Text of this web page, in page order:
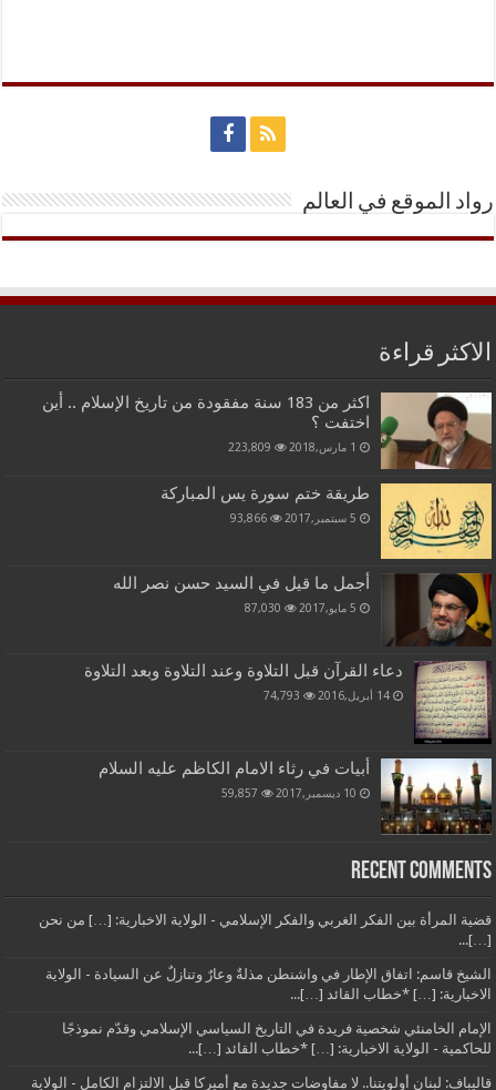
رواد الموقع في العالم
الاكثر قراءة
اكثر من 183 سنة مفقودة من تاريخ الإسلام .. أين
اختفت ؟
1 مارس,2018 223,809
طريقة ختم سورة يس المباركة
5 سبتمبر,2017 93,866
أجمل ما قيل في السيد حسن نصر الله
5 مايو,2017 87,030
دعاء القرآن قبل التلاوة وعند التلاوة وبعد التلاوة
14 أبريل,2016 74,793
أبيات في رثاء الامام الكاظم عليه السلام
10 ديسمبر,2017 59,857
Recent Comments
قضية المرأة بين الفكر الغربي والفكر الإسلامي - الولاية الاخبارية: […] من نحن
[…]...
الشيخ قاسم: اتفاق الإطار في واشنطن مذلةٌ وعارٌ وتنازلٌ عن السيادة - الولاية
الاخبارية: […] *خطاب القائد […]...
الإمام الخامنئي شخصية فريدة في التاريخ السياسي الإسلامي وقدّم نموذجًا
للحاكمية - الولاية الاخبارية: […] *خطاب القائد […]...
قاليباف: لبنان أولويتنا.. لا مفاوضات جديدة مع أميركا قبل الالتزام الكامل - الولاية